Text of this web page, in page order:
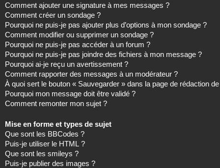
Comment ajouter une signature à mes messages ?
Comment créer un sondage ?
Pourquoi ne puis-je pas ajouter plus d’options à mon sondage ?
Comment modifier ou supprimer un sondage ?
Pourquoi ne puis-je pas accéder à un forum ?
Pourquoi ne puis-je pas joindre des fichiers à mon message ?
Pourquoi ai-je reçu un avertissement ?
Comment rapporter des messages à un modérateur ?
À quoi sert le bouton « Sauvegarder » dans la page de rédaction
Pourquoi mon message doit être validé ?
Comment remonter mon sujet ?
Mise en forme et types de sujet
Que sont les BBCodes ?
Puis-je utiliser le HTML ?
Que sont les smileys ?
Puis-je publier des images ?